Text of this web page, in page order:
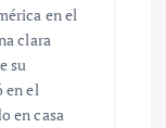
en el
clara
su
en el
en casa